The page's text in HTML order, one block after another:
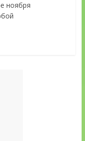
ноября